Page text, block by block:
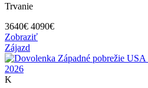
Trvanie
3640€ 4090€
Zobraziť
Zájazd
K